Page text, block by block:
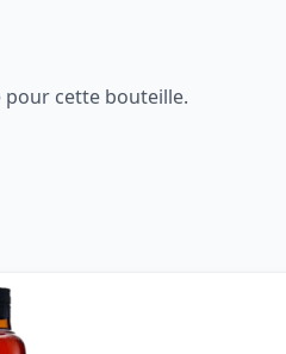
pour cette bouteille.